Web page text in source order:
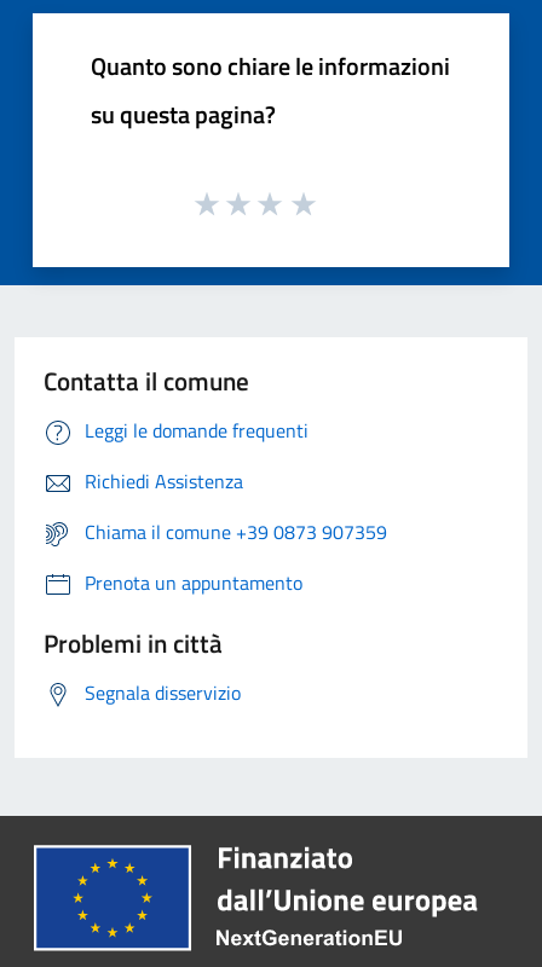
Quanto sono chiare le informazioni
su questa pagina?
Contatta il comune
Leggi le domande frequenti
Richiedi Assistenza
Chiama il comune +39 0873 907359
Prenota un appuntamento
Problemi in città
Segnala disservizio